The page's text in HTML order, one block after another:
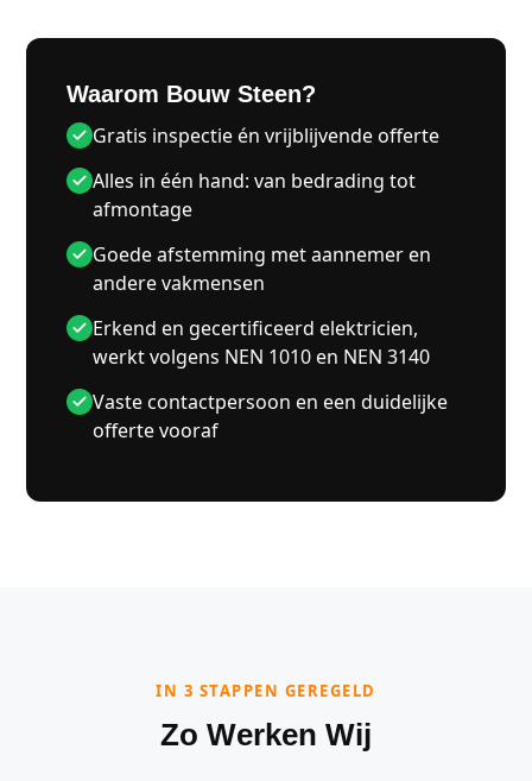
Waarom Bouw Steen?
Gratis inspectie én vrijblijvende offerte
Alles in één hand: van bedrading tot
afmontage
Goede afstemming met aannemer en
andere vakmensen
Erkend en gecertificeerd elektricien,
werkt volgens NEN 1010 en NEN 3140
Vaste contactpersoon en een duidelijke
offerte vooraf
IN 3 STAPPEN GEREGELD
Zo Werken Wij